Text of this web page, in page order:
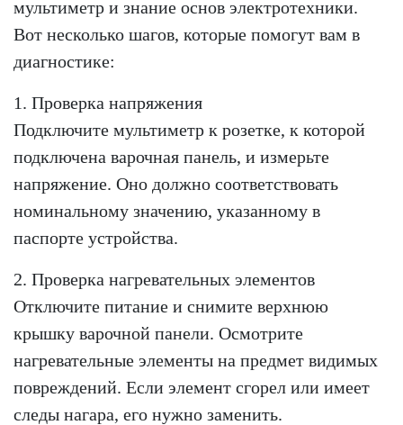
мультиметр и знание основ электротехники.
Вот несколько шагов, которые помогут вам в
диагностике:
1. Проверка напряжения
Подключите мультиметр к розетке, к которой
подключена варочная панель, и измерьте
напряжение. Оно должно соответствовать
номинальному значению, указанному в
паспорте устройства.
2. Проверка нагревательных элементов
Отключите питание и снимите верхнюю
крышку варочной панели. Осмотрите
нагревательные элементы на предмет видимых
повреждений. Если элемент сгорел или имеет
следы нагара, его нужно заменить.